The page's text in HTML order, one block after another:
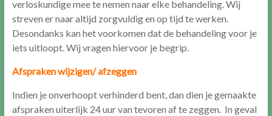
verloskundige mee te nemen naar elke behandeling. Wij
streven er naar altijd zorgvuldig en op tijd te werken.
Desondanks kan het voorkomen dat de behandeling voor je
iets uitloopt. Wij vragen hiervoor je begrip.
Afspraken wijzigen/ afzeggen
Indien je onverhoopt verhinderd bent, dan dien je gemaakte
afspraken uiterlijk 24 uur van tevoren af te zeggen. In geval